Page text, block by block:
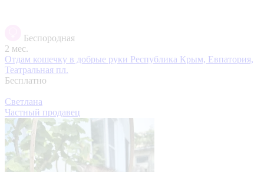
Беспородная
2 мес.
Отдам кошечку в добрые руки Республика Крым, Евпатория,
Театральная пл.
Бесплатно
Светлана
Частный продавец